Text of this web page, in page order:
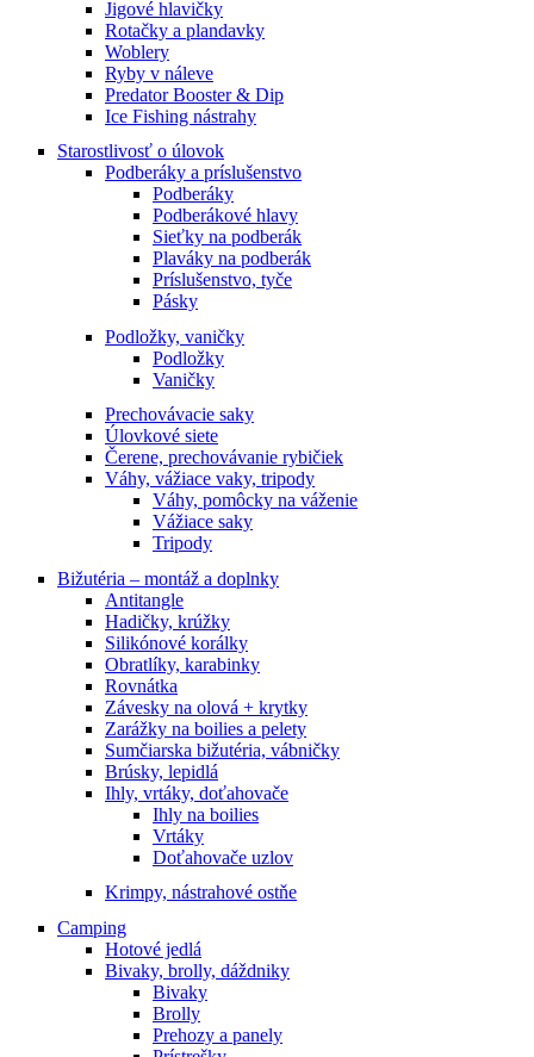
Jigové hlavičky
Rotačky a plandavky
Woblery
Ryby v náleve
Predator Booster & Dip
Ice Fishing nástrahy
Starostlivosť o úlovok
Podberáky a príslušenstvo
Podberáky
Podberákové hlavy
Sieťky na podberák
Plaváky na podberák
Príslušenstvo, tyče
Pásky
Podložky, vaničky
Podložky
Vaničky
Prechovávacie saky
Úlovkové siete
Čerene, prechovávanie rybičiek
Váhy, vážiace vaky, tripody
Váhy, pomôcky na váženie
Vážiace saky
Tripody
Bižutéria – montáž a doplnky
Antitangle
Hadičky, krúžky
Silikónové korálky
Obratlíky, karabinky
Rovnátka
Závesky na olová + krytky
Zarážky na boilies a pelety
Sumčiarska bižutéria, vábničky
Brúsky, lepidlá
Ihly, vrtáky, doťahovače
Ihly na boilies
Vrtáky
Doťahovače uzlov
Krimpy, nástrahové ostňe
Camping
Hotové jedlá
Bivaky, brolly, dáždniky
Bivaky
Brolly
Prehozy a panely